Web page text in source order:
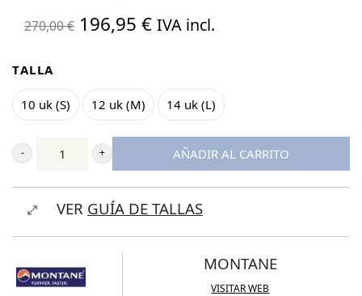
270,00€ El
era:
270,00 €.
196,95 €El
es:
196,95 €.
IVA incl.
TALLA
10 uk (S) 12 uk (M) 14 uk (L)
Montane
Women's
Anti-
Hooded
AÑADIR AL CARRITO
VER GUÍA DE TALLAS
MONTANE
VISITAR WEB